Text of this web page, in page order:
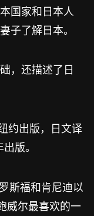
国家和日本人
子了解日本。
，还描述了日
约出版，日文译
版。
斯福和肯尼迪以
威尔最喜欢的一